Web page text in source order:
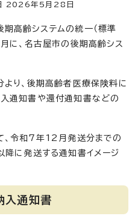
2026年5月28日
高齢システムの統一（標準
に、名古屋市の後期高齢シス
り、後期高齢者医療保険料に
通知書や還付通知書などの
、令和7年12月発送分までの
に発送する通知書イメージ
入通知書